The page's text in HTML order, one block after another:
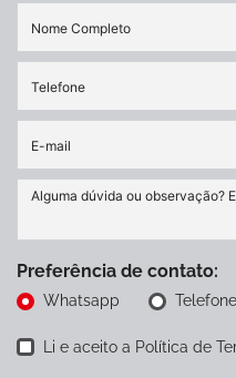
Preferência de contato:
Whatsapp Telefone
Li e aceito a Política de